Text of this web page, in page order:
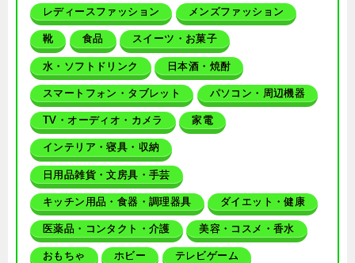
レディースファッション メンズファッション
靴 食品 スイーツ・お菓子
水・ソフトドリンク 日本酒・焼酎
スマートフォン・タブレット パソコン・周辺機器
TV・オーディオ・カメラ 家電
インテリア・寝具・収納
日用品雑貨・文房具・手芸
キッチン用品・食器・調理器具 ダイエット・健康
医薬品・コンタクト・介護 美容・コスメ・香水
おもちゃ ホビー テレビゲーム